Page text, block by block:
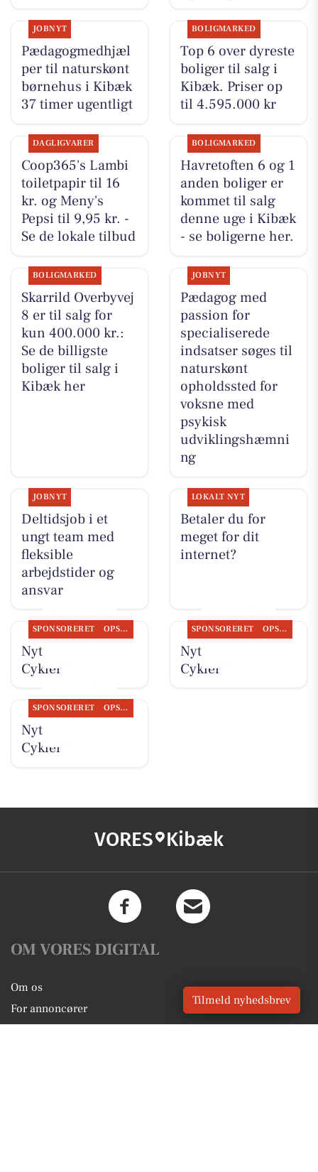
JOBNYT
Pædagogmedhjæl
per til naturskønt
børnehus i Kibæk
37 timer ugentligt
BOLIGMARKED
Top 6 over dyreste
boliger til salg i
Kibæk. Priser op
til 4.595.000 kr
DAGLIGVARER
Coop365's Lambi
toiletpapir til 16
kr. og Meny's
Pepsi til 9,95 kr. -
Se de lokale tilbud
BOLIGMARKED
Havretoften 6 og 1
anden boliger er
kommet til salg
denne uge i Kibæk
- se boligerne her.
BOLIGMARKED
Skarrild Overbyvej
8 er til salg for
kun 400.000 kr.:
Se de billigste
boliger til salg i
Kibæk her
JOBNYT
Pædagog med
passion for
specialiserede
indsatser søges til
naturskønt
opholdssted for
voksne med
psykisk
udviklingshæmni
ng
JOBNYT
Deltidsjob i et
ungt team med
fleksible
arbejdstider og
ansvar
LOKALT NYT
Betaler du for
meget for dit
internet?
SPONSORERET OPSLAGSTAVLEN
Nyt fra Per P.
Cykler
SPONSORERET OPSLAGSTAVLEN
Nyt fra Per P.
Cykler
SPONSORERET OPSLAGSTAVLEN
Nyt fra Per P.
Cykler
VORES Kibæk
OM VORES DIGITAL
Om os
For annoncører
Tilmeld nyhedsbrev